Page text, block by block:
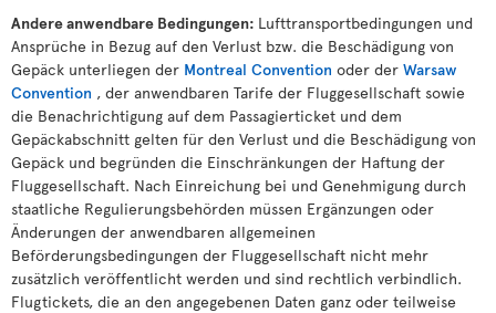
Andere anwendbare Bedingungen: Lufttransportbedingungen und
Ansprüche in Bezug auf den Verlust bzw. die Beschädigung von
Gepäck unterliegen der Montreal Convention oder der Warsaw
Convention , der anwendbaren Tarife der Fluggesellschaft sowie
die Benachrichtigung auf dem Passagierticket und dem
Gepäckabschnitt gelten für den Verlust und die Beschädigung von
Gepäck und begründen die Einschränkungen der Haftung der
Fluggesellschaft. Nach Einreichung bei und Genehmigung durch
staatliche Regulierungsbehörden müssen Ergänzungen oder
Änderungen der anwendbaren allgemeinen
Beförderungsbedingungen der Fluggesellschaft nicht mehr
zusätzlich veröffentlicht werden und sind rechtlich verbindlich.
Flugtickets, die an den angegebenen Daten ganz oder teilweise